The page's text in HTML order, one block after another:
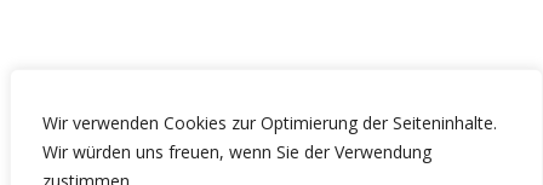
Wir verwenden Cookies zur Optimierung der Seiteninhalte.
Wir würden uns freuen, wenn Sie der Verwendung
Mitglieder